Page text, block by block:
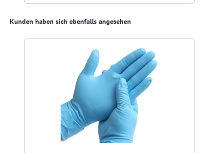
Produktgalerie überspringen
Kunden haben sich ebenfalls angesehen